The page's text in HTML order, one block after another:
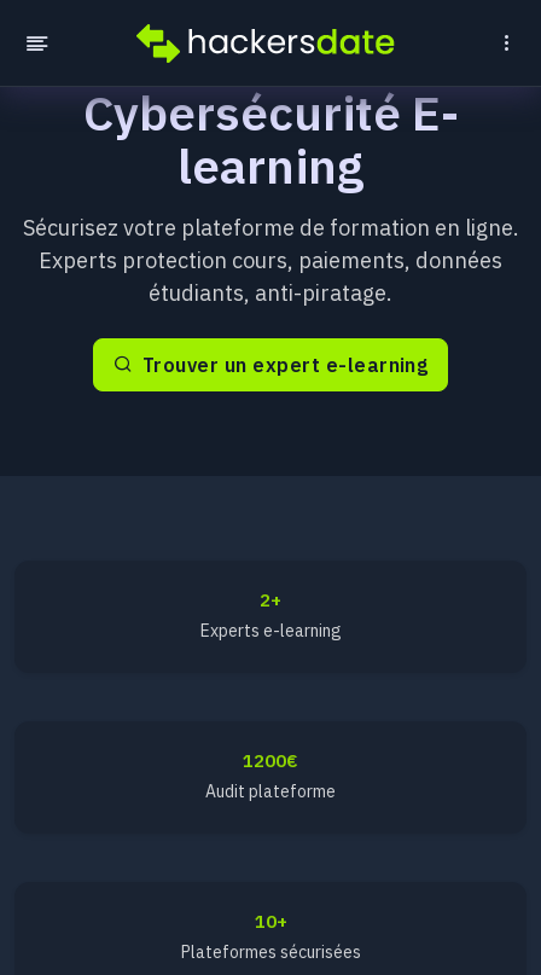
Cybersécurité E-
learning
Sécurisez votre plateforme de formation en ligne.
Experts protection cours, paiements, données
étudiants, anti-piratage.
Trouver un expert e-learning
2+
Experts e-learning
1200€
Audit plateforme
10+
Plateformes sécurisées